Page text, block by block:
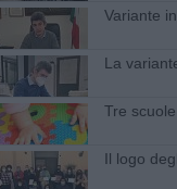
Variante
La
Tre
Il logo